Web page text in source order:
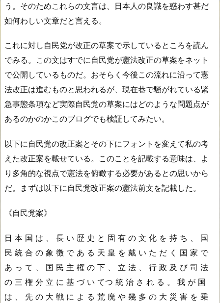
う。そのためこれらの文言は、日本人の良識を惑わす甚だ
如何わしい文章だと言える。
これに対し自民党が改正の草案で示しているところを読ん
でみる。この文はすでに自民党が憲法改正の草案をネット
で公開しているものだ。おそらく今後この流れに沿って憲
法改正は進むものと思われるが、現在巷で騒がれている緊
急事態条項など実際自民党の草案にはどのような問題点が
あるのかのかこのブログでも検証してみたい。
以下に自民党の改正案とその下にフォントを変えて私の考
えた改正案を載せている。このことを記載する意味は、よ
り多角的な視点で憲法を俯瞰する必要があるとの思いから
だ。まずは以下に自民党改正案の憲法前文を記載した。
《自民党案》
日 本 国 は 、 長 い 歴 史 と 固 有 の 文 化 を 持 ち 、 国
民 統 合 の 象 徴 で あ る 天 皇 を 戴 い た だ く 国 家 で
あ っ て 、 国 民 主 権 の 下 、 立 法 、 行 政 及 び 司 法
の 三 権 分 立 に 基 づ い てつ 統 治 さ れ る 。 我 が 国
は 、 先 の 大 戦 に よ る 荒 廃 や 幾 多 の 大 災 害 を 乗